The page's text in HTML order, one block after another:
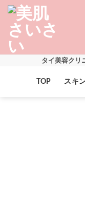
Skip
content
タイ美容クリ
TOP スキ